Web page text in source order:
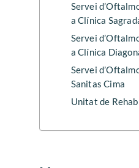
Servei
a Clínica
Servei
a Clínica
Servei
Sanitas Cima
Unitat de